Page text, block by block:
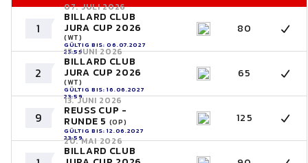
1
07. JULI 2026
BILLARD CLUB
JURA CUP 2026
(WT)
GÜLTIG BIS: 06.07.2027
23:59
80
2
17. JUNI 2026
BILLARD CLUB
JURA CUP 2026
(WT)
GÜLTIG BIS: 16.06.2027
23:59
65
9
13. JUNI 2026
REUSS CUP -
RUNDE 5 (OP)
GÜLTIG BIS: 12.06.2027
23:59
125
20. MAI 2026
BILLARD CLUB